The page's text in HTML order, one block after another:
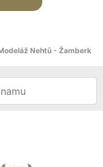
Nehtů - Žamberk